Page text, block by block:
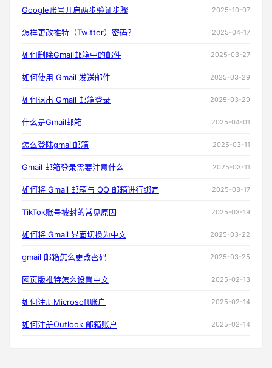
Google账号开启两步验证步骤 2025-10-07
怎样更改推特（Twitter）密码？ 2025-04-17
如何删除Gmail邮箱中的邮件 2025-03-27
如何使用 Gmail 发送邮件 2025-03-29
如何退出 Gmail 邮箱登录 2025-03-29
什么是Gmail邮箱 2025-04-01
怎么登陆gmail邮箱 2025-03-11
Gmail 邮箱登录需要注意什么 2025-03-11
如何将 Gmail 邮箱与 QQ 邮箱进行绑定 2025-03-17
TikTok账号被封的常见原因 2025-03-19
如何将 Gmail 界面切换为中文 2025-03-22
gmail 邮箱怎么更改密码 2025-03-25
网页版推特怎么设置中文 2025-02-13
如何注册Microsoft账户 2025-02-14
如何注册Outlook 邮箱账户 2025-02-14